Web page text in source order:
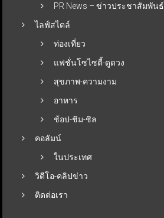
PR News – ข่าวประชาสัมพันธ์
ไลฟ์สไตล์
ท่องเที่ยว
แฟชั่นโซไซตี้-ดูดวง
สุขภาพ-ความงาม
อาหาร
ช้อป-ชิม-ชิล
คอลัมน์
ในประเทศ
วิดีโอ-คลิปข่าว
ติดต่อเรา